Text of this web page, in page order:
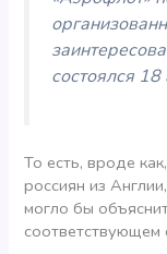
состоялся
То есть, вроде
россиян из
могло бы
соответствующем